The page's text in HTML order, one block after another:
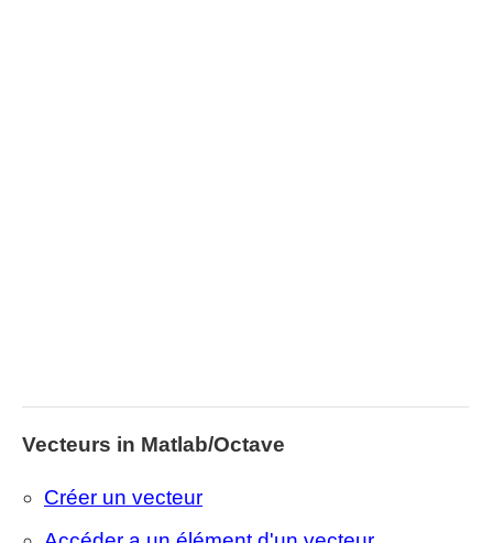
Vecteurs in Matlab/Octave
Créer un vecteur